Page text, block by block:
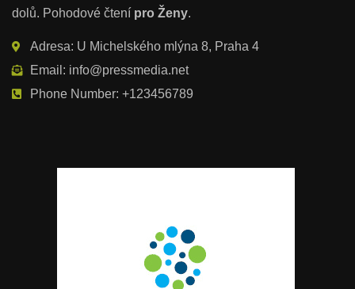
dolů. Pohodové čtení pro Ženy.
Adresa: U Michelského mlýna 8, Praha 4
Email: info@pressmedia.net
Phone Number: +123456789